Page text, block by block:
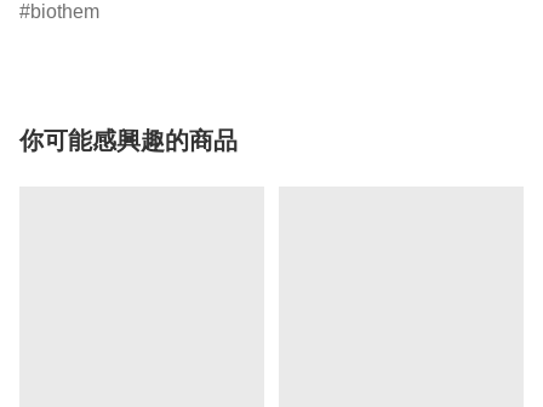
biothem
你可能感興趣的商品